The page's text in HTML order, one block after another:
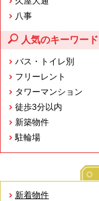
八事
人気のキーワード
バス・トイレ別
フリーレント
タワーマンション
徒歩3分以内
新築物件
駐輪場
新着物件